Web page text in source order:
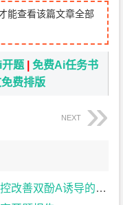
能查看该篇文章全部
题 |免费Ai任务书
费排版
NEXT
马鱼睾丸及精子损伤开题报告